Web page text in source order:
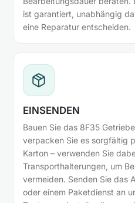
ist garantiert, unabhängig
eine Reparatur entscheiden.
EINSENDEN
Bauen Sie das 8F35
verpacken Sie es sorgfältig
Karton – verwenden Sie
Transporthalterungen, um
vermeiden. Senden Sie das
oder einem Paketdienst an